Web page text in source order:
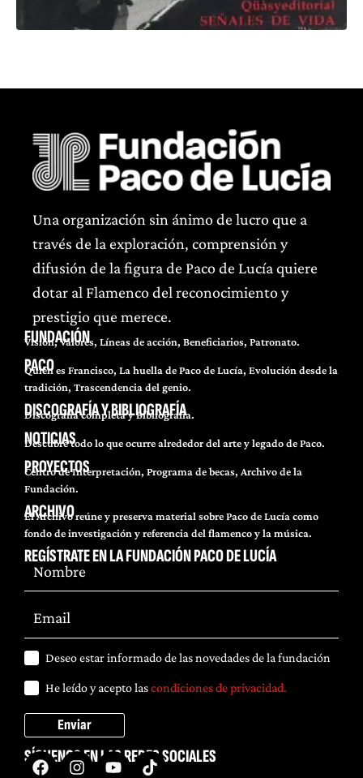
Una organización sin ánimo de lucro que a
través de la exploración, comprensión y
difusión de la figura de Paco de Lucía quiere
dotar al Flamenco del reconocimiento y
prestigio que merece.
FUNDACIÓN
Visión, Valores, Líneas de acción, Beneficiarios, Patronato.
PACO
Quién es Francisco, La huella de Paco de Lucía, Evolución desde la
tradición, Trascendencia del genio.
DISCOGRAFÍA Y BIBLIOGRAFÍA
Discografía completa y Bibliografía.
NOTICIAS
Descubre todo lo que ocurre alrededor del arte y legado de Paco.
PROYECTOS
Centro de Interpretación, Programa de becas, Archivo de la
Fundación.
ARCHIVO
El Archivo reúne y preserva material sobre Paco de Lucía como
fondo de investigación y referencia del flamenco y la música.
REGÍSTRATE EN LA FUNDACIÓN PACO DE LUCÍA
Deseo estar informado de las novedades de la fundación
He leído y acepto lascondiciones de privacidad.
Enviar
SÍGUENOS EN LAS REDES SOCIALES